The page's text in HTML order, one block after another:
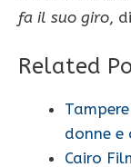
fa il suo giro, di
Related
donne e
Cairo